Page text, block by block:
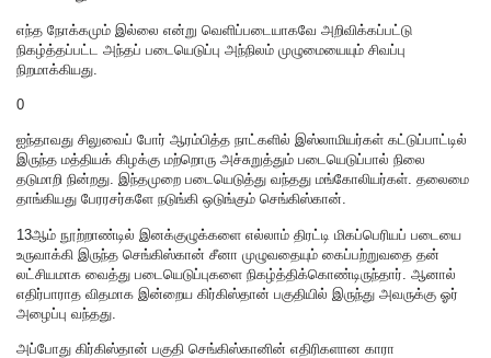
எந்த நோக்கமும் இல்லை என்று வெளிப்படையாகவே அறிவிக்கப்பட்டு
நிகழ்த்தப்பட்ட அந்தப் படையெடுப்பு அந்நிலம் முழுமையையும் சிவப்பு
நிறமாக்கியது.
0
ஐந்தாவது சிலுவைப் போர் ஆரம்பித்த நாட்களில் இஸ்லாமியர்கள் கட்டுப்பாட்டில்
இருந்த மத்தியக் கிழக்கு மற்றொரு அச்சுறுத்தும் படையெடுப்பால் நிலை
தடுமாறி நின்றது. இந்தமுறை படையெடுத்து வந்தது மங்கோலியர்கள். தலைமை
தாங்கியது பேரரசர்களே நடுங்கி ஒடுங்கும் செங்கிஸ்கான்.
13ஆம் நூற்றாண்டில் இனக்குழுக்களை எல்லாம் திரட்டி மிகப்பெரியப் படையை
உருவாக்கி இருந்த செங்கிஸ்கான் சீனா முழுவதையும் கைப்பற்றுவதை தன்
லட்சியமாக வைத்து படையெடுப்புகளை நிகழ்த்திக்கொண்டிருந்தார். ஆனால்
எதிர்பாராத விதமாக இன்றைய கிர்கிஸ்தான் பகுதியில் இருந்து அவருக்கு ஓர்
அழைப்பு வந்தது.
அப்போது கிர்கிஸ்தான் பகுதி செங்கிஸ்கானின் எதிரிகளான காரா